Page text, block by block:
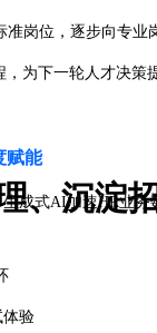
、沉淀
岗位，逐步向专业
为下一轮人才决策
赋能
成式AI加速HR业
体验